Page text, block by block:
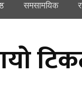
समसामयिक
आयो